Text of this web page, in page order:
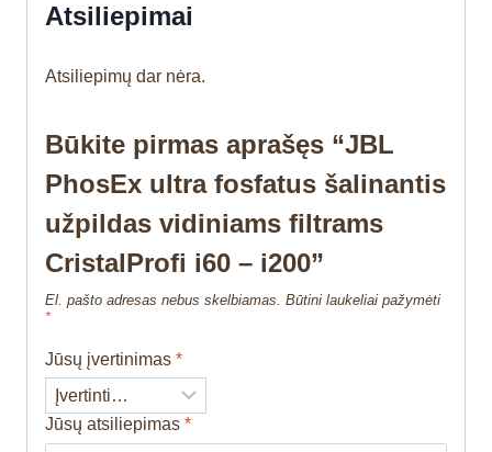
Atsiliepimai
Atsiliepimų dar nėra.
Būkite pirmas aprašęs “JBL
PhosEx ultra fosfatus šalinantis
užpildas vidiniams filtrams
CristalProfi i60 – i200”
El. pašto adresas nebus skelbiamas. Būtini laukeliai pažymėti
*
Jūsų įvertinimas *
Jūsų atsiliepimas *